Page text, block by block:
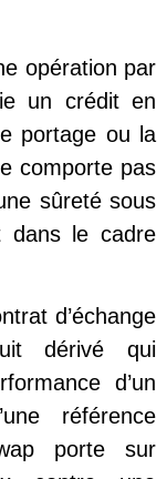
opération par
un crédit en
portage ou la
comporte pas
sûreté sous
dans le cadre
d’échange
dérivé qui
d’un
référence
porte sur